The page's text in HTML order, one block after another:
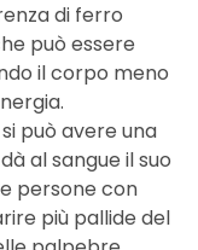
di ferro
può essere
il corpo meno
può avere una
al sangue il suo
persone con
più pallide del